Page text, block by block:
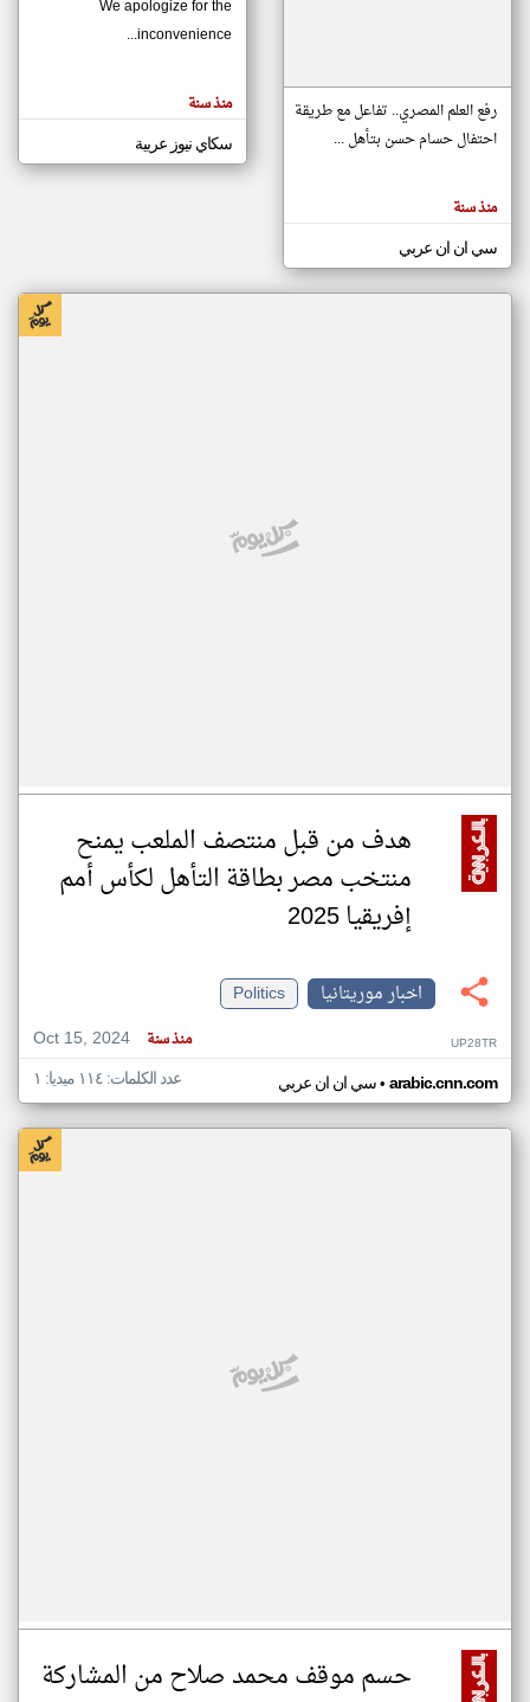
مصادر الأخبار من موريتانيا
اخبار موريتانيا على مدار الساعة
أهم اخبار موريتانيا العاجلة والمباشرة
المقالات
الموجوده
هنا عن
رفع العلم المصري.. تفاعل مع طريقة
احتفال حسام حسن بتأهل ...
منذ سنة
سي ان ان عربي
We apologize for the
inconvenience...
منذ سنة
سكاي نيوز عربية
هدف من قبل منتصف الملعب يمنح
منتخب مصر بطاقة التأهل لكأس أمم
إفريقيا 2025
اخبار موريتانيا
Politics
Oct 15, 2024
منذ سنة UP28TR
سي ان ان عربي• arabic.cnn.com عدد الكلمات: ١١٤ ميديا: ١
حسم موقف محمد صلاح من المشاركة
klyoum.com